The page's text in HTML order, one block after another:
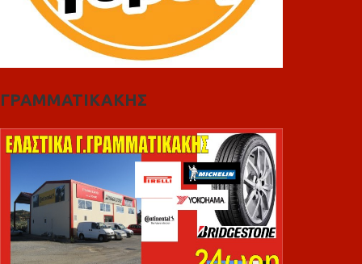
ΓΡΑΜΜΑΤΙΚΑΚΗΣ